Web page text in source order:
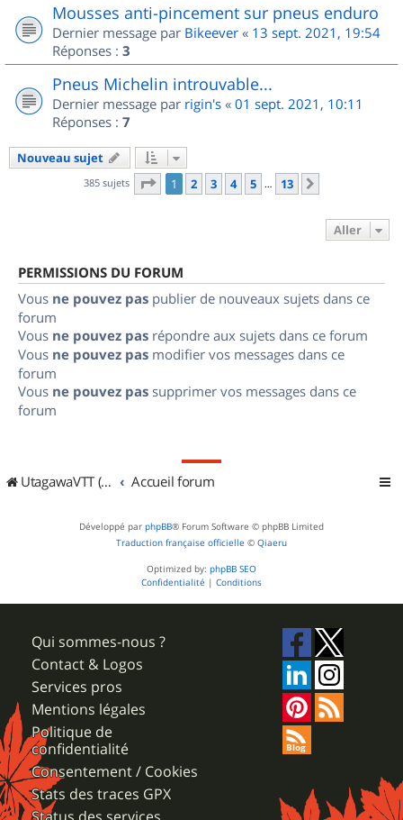
Mousses anti-pincement sur pneus enduro
Dernier message par Bikeever « 13 sept. 2021, 19:54
Réponses : 3
Pneus Michelin introuvable...
Dernier message par rigin's « 01 sept. 2021, 10:11
Réponses : 7
Nouveau sujet
385 sujets Page 1sur
1 2 3 4 5 … 13
Aller
PERMISSIONS DU FORUM
Vous ne pouvez pas publier de nouveaux sujets dans ce
forum
Vous ne pouvez pas répondre aux sujets dans ce forum
Vous ne pouvez pas modifier vos messages dans ce
forum
Vous ne pouvez pas supprimer vos messages dans ce
forum
UtagawaVTT (Randos VTT et VTTAE avec traces GPS) Accueil forum
Développé par phpBB® Forum Software © phpBB Limited
Traduction française officielle © Qiaeru
Optimized by: phpBB SEO
Confidentialité | Conditions
Qui sommes-nous ?
Contact & Logos
Services pros
Mentions légales
Politique de
confidentialité
Consentement / Cookies
Stats des traces GPX